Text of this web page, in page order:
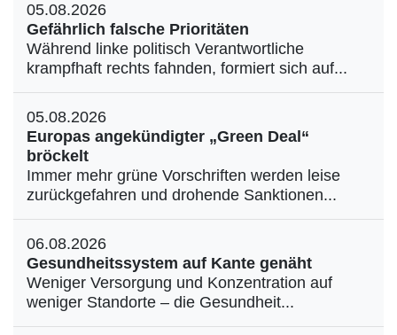
05.08.2026
Gefährlich falsche Prioritäten
Während linke politisch Verantwortliche
krampfhaft rechts fahnden, formiert sich auf...
05.08.2026
Europas angekündigter „Green Deal“
bröckelt
Immer mehr grüne Vorschriften werden leise
zurückgefahren und drohende Sanktionen...
06.08.2026
Gesundheitssystem auf Kante genäht
Weniger Versorgung und Konzentration auf
weniger Standorte – die Gesundheit...